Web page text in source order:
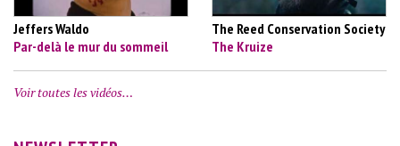
Jeffers Waldo
Par-delà le mur du sommeil
The Reed Conservation Society
The Kruize
Voir toutes les vidéos…